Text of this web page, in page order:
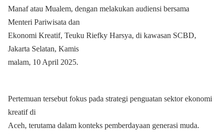
Manaf atau Mualem, dengan melakukan audiensi bersama
Menteri Pariwisata dan
Ekonomi Kreatif, Teuku Riefky Harsya, di kawasan SCBD,
Jakarta Selatan, Kamis
malam, 10 April 2025.
Pertemuan tersebut fokus pada strategi penguatan sektor ekonomi
kreatif di
Aceh, terutama dalam konteks pemberdayaan generasi muda.